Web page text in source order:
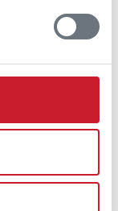
angezeigt
des